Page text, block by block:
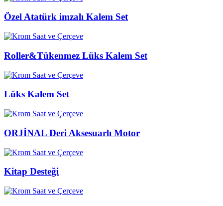
Özel Atatürk imzalı Kalem Set
Roller&Tükenmez Lüks Kalem Set
Lüks Kalem Set
ORJİNAL Deri Aksesuarlı Motor
Kitap Desteği